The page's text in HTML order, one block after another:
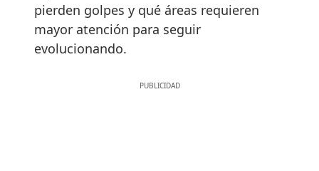
pierden golpes y qué áreas requieren
mayor atención para seguir
evolucionando.